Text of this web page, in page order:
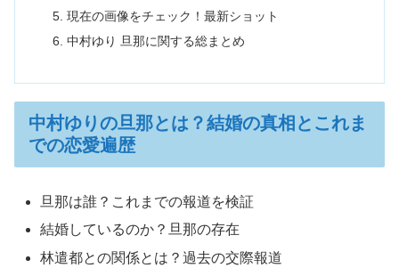
現在の画像をチェック！最新ショット
中村ゆり 旦那に関する総まとめ
中村ゆりの旦那とは？結婚の真相とこれま
での恋愛遍歴
旦那は誰？これまでの報道を検証
結婚しているのか？旦那の存在
林遣都との関係とは？過去の交際報道